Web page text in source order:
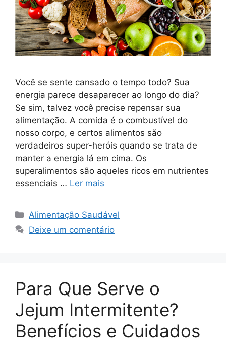
Você se sente cansado o tempo todo? Sua
energia parece desaparecer ao longo do dia?
Se sim, talvez você precise repensar sua
alimentação. A comida é o combustível do
nosso corpo, e certos alimentos são
verdadeiros super-heróis quando se trata de
manter a energia lá em cima. Os
superalimentos são aqueles ricos em nutrientes
essenciais … Ler mais
Categorias
Alimentação Saudável
Deixe um comentário
Para Que Serve o
Jejum Intermitente?
Benefícios e Cuidados